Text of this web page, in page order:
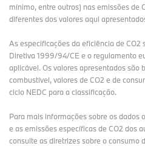
mínimo, entre outros) nas emissões de
diferentes dos valores aqui
As especificações da eficiência de
Diretiva 1999/94/CE e o regulamento
aplicável. Os valores apresentados são
combustível, valores de CO2 e de
ciclo NEDC para a classificação.
Para mais informações sobre os dados
e as emissões específicas de CO2 dos
consulte as diretrizes sobre o consumo